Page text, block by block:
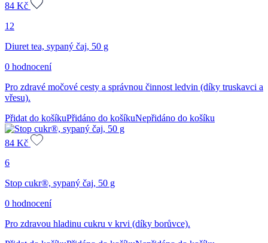
84 Kč
12
Diuret tea, sypaný čaj, 50 g
0 hodnocení
Pro zdravé močové cesty a správnou činnost ledvin (díky truskavci a
vřesu).
Přidat do košíkuPřidáno do košíkuNepřidáno do košíku
84 Kč
6
Stop cukr®, sypaný čaj, 50 g
0 hodnocení
Pro zdravou hladinu cukru v krvi (díky borůvce).